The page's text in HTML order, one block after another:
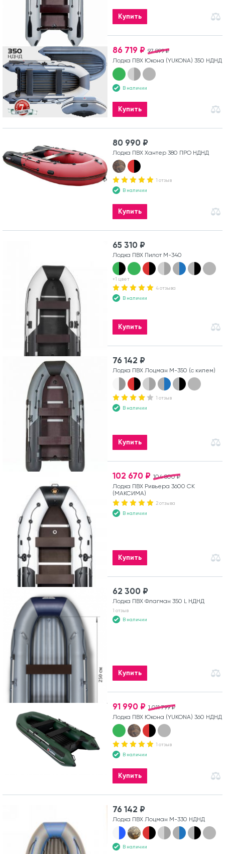
Купить
97 899 ₽
86 719 ₽
Лодка ПВХ Юкона (YUKONA) 350 НДНД
В наличии
Купить
80 990 ₽
Лодка ПВХ Хантер 380 ПРО НДНД
1 отзыв
В наличии
Купить
65 310 ₽
Лодка ПВХ Пилот М-340
+1 цвет
4 отзыва
В наличии
Купить
76 142 ₽
Лодка ПВХ Лоцман М-350 (с килем)
1 отзыв
В наличии
Купить
104 800 ₽
102 670 ₽
Лодка ПВХ Ривьера 3600 СК
(МАКСИМА)
2 отзыва
В наличии
Купить
62 300 ₽
Лодка ПВХ Флагман 350 L НДНД
1 отзыв
В наличии
Купить
1 011 799 ₽
91 990 ₽
Лодка ПВХ Юкона (YUKONA) 360 НДНД
1 отзыв
В наличии
Купить
76 142 ₽
Лодка ПВХ Лоцман М-330 НДНД
В наличии